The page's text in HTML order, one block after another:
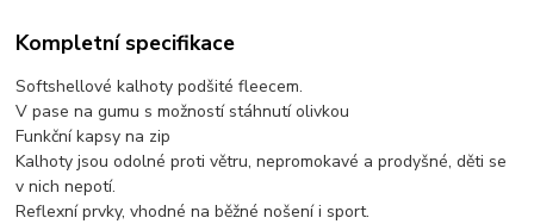
Kompletní specifikace
Softshellové kalhoty podšité fleecem.
V pase na gumu s možností stáhnutí olivkou
Funkční kapsy na zip
Kalhoty jsou odolné proti větru, nepromokavé a prodyšné, děti se
v nich nepotí.
Reflexní prvky, vhodné na běžné nošení i sport.